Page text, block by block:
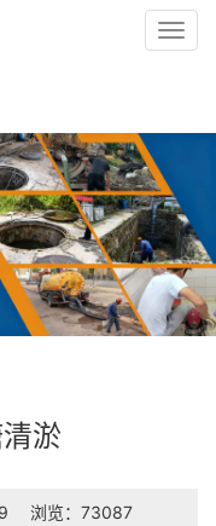
淤
浏览：73087